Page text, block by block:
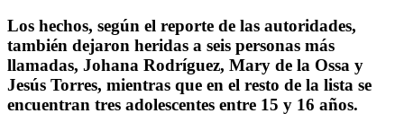
Los hechos, según el reporte de las autoridades,
también dejaron heridas a seis personas más
llamadas, Johana Rodríguez, Mary de la Ossa y
Jesús Torres, mientras que en el resto de la lista se
encuentran tres adolescentes entre 15 y 16 años.